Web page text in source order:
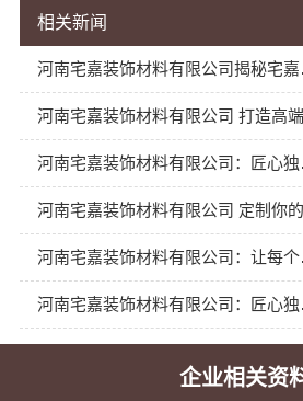
企业相关资
相关新闻
河南
河南
河南
河南